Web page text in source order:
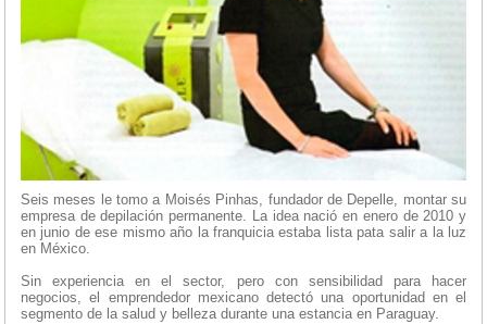
Seis meses le tomo a Moisés Pinhas, fundador de Depelle, montar su
empresa de depilación permanente. La idea nació en enero de 2010 y
en junio de ese mismo año la franquicia estaba lista pata salir a la luz
en México.
Sin experiencia en el sector, pero con sensibilidad para hacer
negocios, el emprendedor mexicano detectó una oportunidad en el
segmento de la salud y belleza durante una estancia en Paraguay.